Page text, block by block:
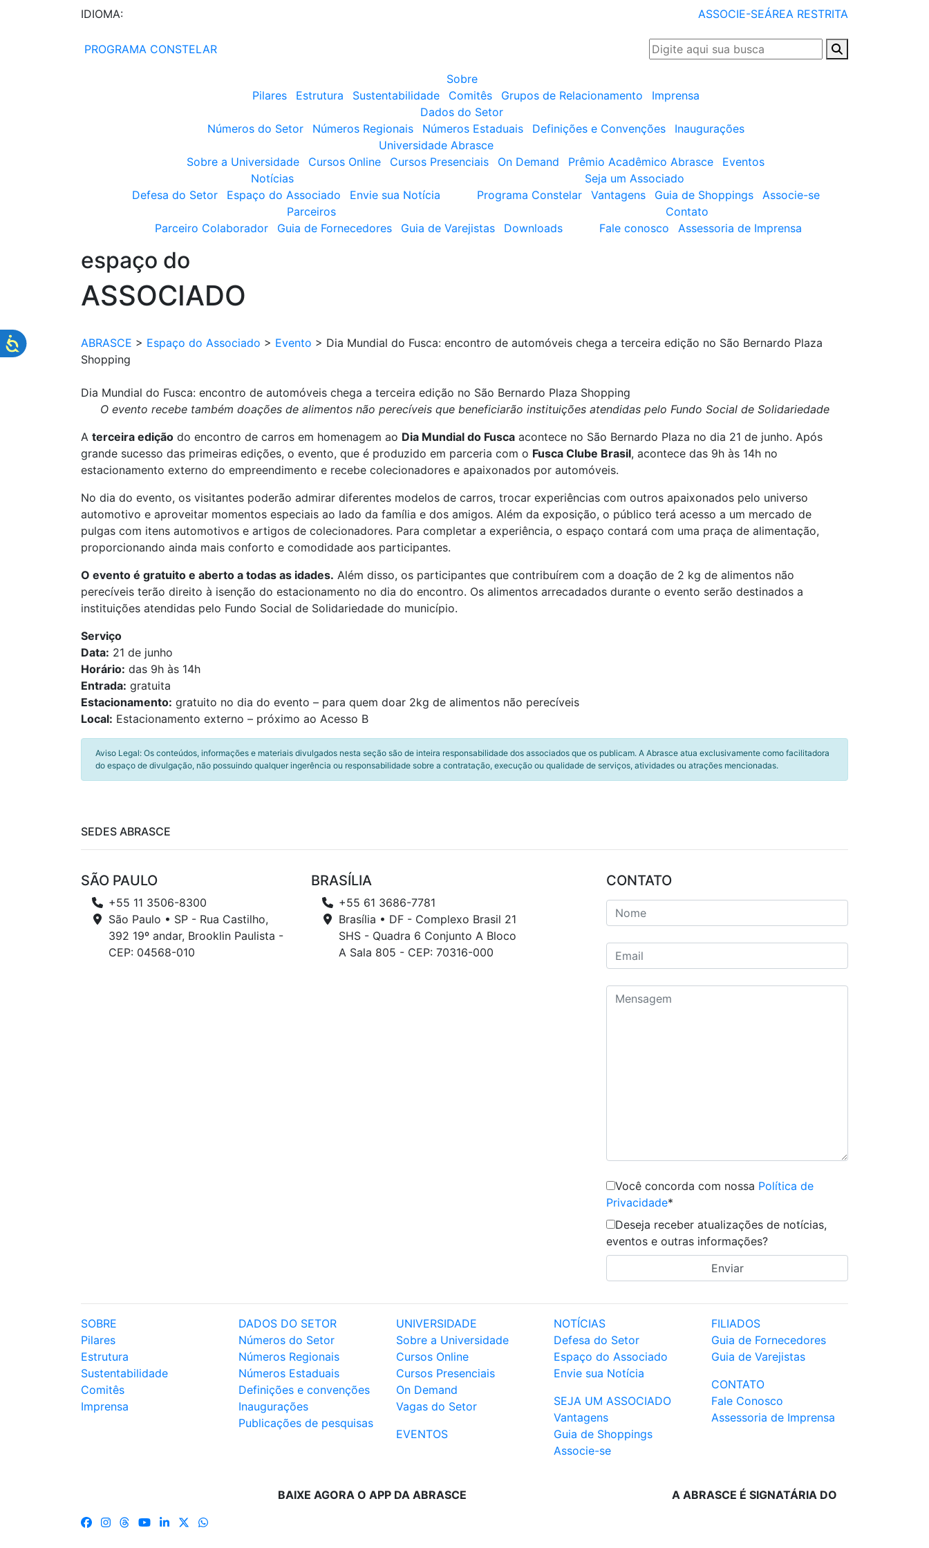
IDIOMA: ASSOCIE-SEÁREA RESTRITA
PROGRAMA CONSTELAR
Sobre
Pilares
Estrutura Sustentabilidade Comitês Grupos de Relacionamento
Imprensa
Dados do Setor
Números do Setor
Números Regionais Números Estaduais Definições e Convenções
Inaugurações
Universidade Abrasce
Sobre a Universidade
Cursos Online Cursos Presenciais On Demand Prêmio Acadêmico Abrasce
Eventos
Notícias
Defesa do Setor
Espaço do Associado Envie sua Notícia
Seja um Associado
Programa Constelar
Vantagens Guia de Shoppings
Associe-se
Parceiros
Parceiro Colaborador
Guia de Fornecedores Guia de Varejistas Downloads
Contato
Fale conosco
Assessoria de Imprensa
espaço do
ASSOCIADO
ABRASCE > Espaço do Associado > Evento > Dia Mundial do Fusca: encontro de automóveis chega a terceira edição no São Bernardo Plaza
Shopping
Dia Mundial do Fusca: encontro de automóveis chega a terceira edição no São Bernardo Plaza Shopping
O evento recebe também doações de alimentos não perecíveis que beneficiarão instituições atendidas pelo Fundo Social de Solidariedade
A terceira edição do encontro de carros em homenagem ao Dia Mundial do Fusca acontece no São Bernardo Plaza no dia 21 de junho. Após
grande sucesso das primeiras edições, o evento, que é produzido em parceria com o Fusca Clube Brasil, acontece das 9h às 14h no
estacionamento externo do empreendimento e recebe colecionadores e apaixonados por automóveis.
No dia do evento, os visitantes poderão admirar diferentes modelos de carros, trocar experiências com outros apaixonados pelo universo
automotivo e aproveitar momentos especiais ao lado da família e dos amigos. Além da exposição, o público terá acesso a um mercado de
pulgas com itens automotivos e artigos de colecionadores. Para completar a experiência, o espaço contará com uma praça de alimentação,
proporcionando ainda mais conforto e comodidade aos participantes.
O evento é gratuito e aberto a todas as idades. Além disso, os participantes que contribuírem com a doação de 2 kg de alimentos não
perecíveis terão direito à isenção do estacionamento no dia do encontro. Os alimentos arrecadados durante o evento serão destinados a
instituições atendidas pelo Fundo Social de Solidariedade do município.
Serviço
Data: 21 de junho
Horário: das 9h às 14h
Entrada: gratuita
Estacionamento: gratuito no dia do evento – para quem doar 2kg de alimentos não perecíveis
Local: Estacionamento externo – próximo ao Acesso B
Aviso Legal: Os conteúdos, informações e materiais divulgados nesta seção são de inteira responsabilidade dos associados que os publicam. A Abrasce atua exclusivamente como facilitadora
do espaço de divulgação, não possuindo qualquer ingerência ou responsabilidade sobre a contratação, execução ou qualidade de serviços, atividades ou atrações mencionadas.
SEDES ABRASCE
SÃO PAULO
+55 11 3506-8300
São Paulo • SP - Rua Castilho,
392 19º andar, Brooklin Paulista -
CEP: 04568-010
BRASÍLIA
+55 61 3686-7781
Brasília • DF - Complexo Brasil 21
SHS - Quadra 6 Conjunto A Bloco
A Sala 805 - CEP: 70316-000
CONTATO
Você concorda com nossa Política de
Privacidade*
Deseja receber atualizações de notícias,
eventos e outras informações?
SOBRE
Pilares
Estrutura
Sustentabilidade
Comitês
Imprensa
DADOS DO SETOR
Números do Setor
Números Regionais
Números Estaduais
Definições e convenções
Inaugurações
Publicações de pesquisas
UNIVERSIDADE
Sobre a Universidade
Cursos Online
Cursos Presenciais
On Demand
Vagas do Setor
EVENTOS
NOTÍCIAS
Defesa do Setor
Espaço do Associado
Envie sua Notícia
SEJA UM ASSOCIADO
Vantagens
Guia de Shoppings
Associe-se
FILIADOS
Guia de Fornecedores
Guia de Varejistas
CONTATO
Fale Conosco
Assessoria de Imprensa
BAIXE AGORA O APP DA ABRASCE A ABRASCE É SIGNATÁRIA DO